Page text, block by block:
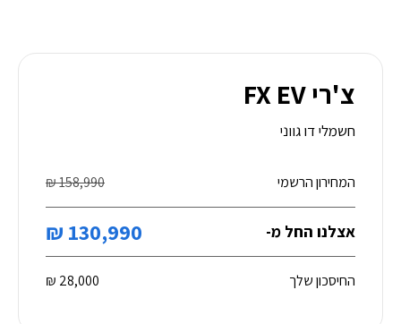
צ'רי FX EV
חשמלי דו גווני
המחירון הרשמי 158,990 ₪
אצלנו החל מ- 130,990 ₪
החיסכון שלך 28,000 ₪